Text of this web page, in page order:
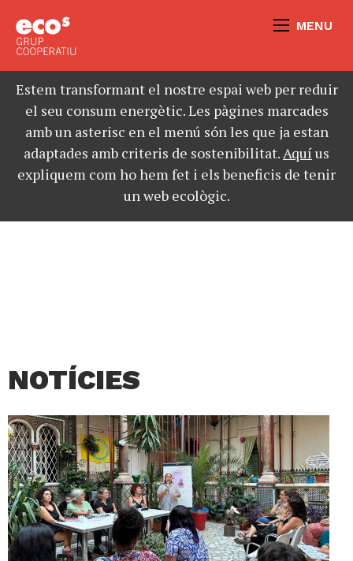
MENU
Estem transformant el nostre espai web per reduir
el seu consum energètic. Les pàgines marcades
amb un asterisc en el menú són les que ja estan
adaptades amb criteris de sostenibilitat.Aquíus
expliquem com ho hem fet i els beneficis de tenir
un web ecològic.
NOTÍCIES